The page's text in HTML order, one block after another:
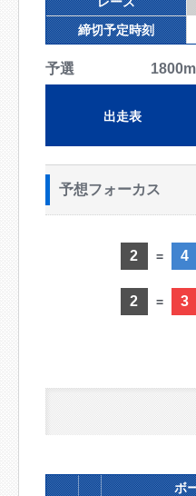
締切予定時刻
予選 1800m
出走表
予想フォーカス
2 = 4
2 = 3
ボ